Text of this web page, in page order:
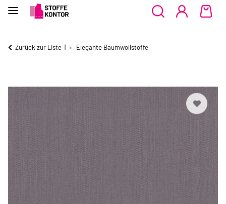
Zurück zur Liste Elegante Baumwollstoffe